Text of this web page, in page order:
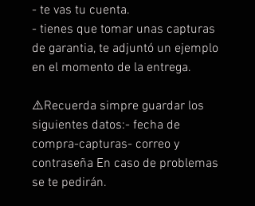
- te vas tu cuenta.
- tienes que tomar unas capturas
de garantia, te adjuntó un ejemplo
en el momento de la entrega.
⚠️Recuerda simpre guardar los
siguientes datos:- fecha de
compra-capturas- correo y
contraseña En caso de problemas
se te pedirán.